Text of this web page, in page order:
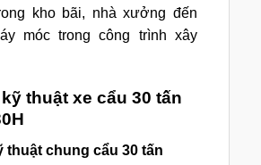
kho bãi, nhà xưởng đến
móc trong công trình xây
thuật xe cẩu 30 tấn
thuật chung cẩu 30 tấn